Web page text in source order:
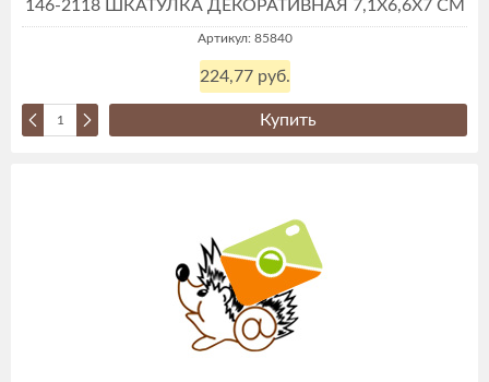
146-2118 ШКАТУЛКА ДЕКОРАТИВНАЯ 7,1Х6,6Х7 СМ
Артикул: 85840
224,77 руб.
Купить